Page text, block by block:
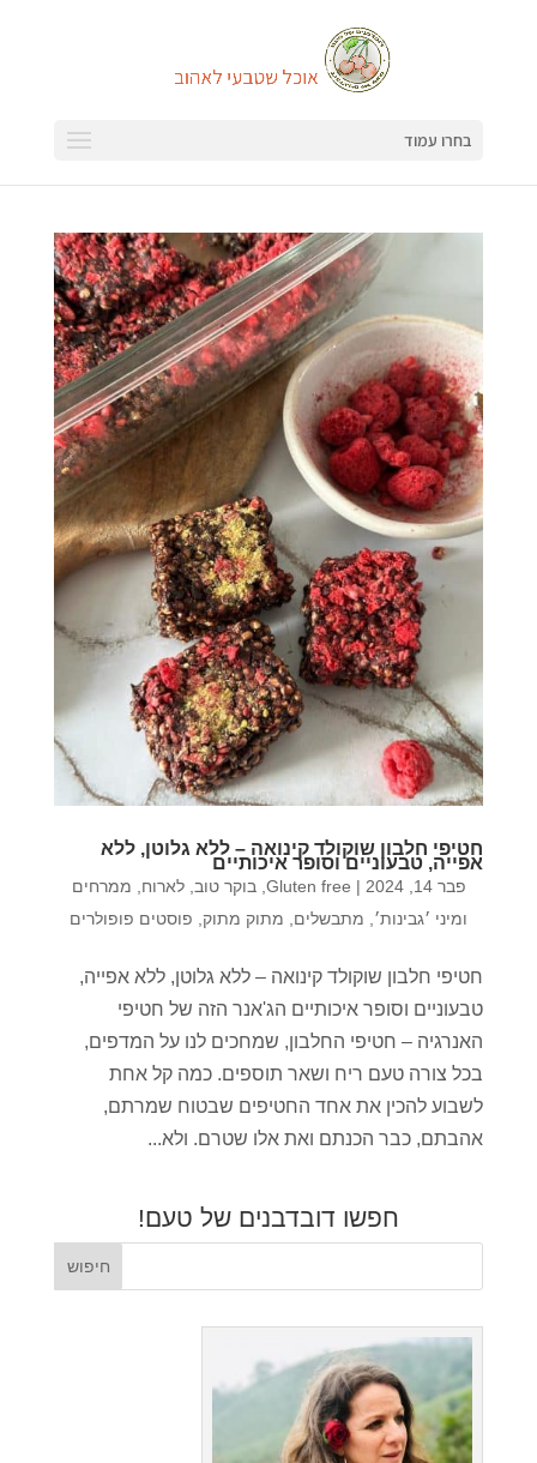
בחרו עמוד
חטיפי חלבון שוקולד קינואה – ללא גלוטן, ללא
אפייה, טבעוניים וסופר איכותיים
פבר 14, 2024 |
Gluten free בוקר טוב ,לארוח
ממרחים
ומיני ׳גבינות׳
מתבשלים מתוק מתוק פוסטים פופולרים
חטיפי חלבון שוקולד קינואה – ללא גלוטן, ללא אפייה,
טבעוניים וסופר איכותיים הג'אנר הזה של חטיפי
האנרגיה – חטיפי החלבון, שמחכים לנו על המדפים,
בכל צורה טעם ריח ושאר תוספים. כמה קל אחת
לשבוע להכין את אחד החטיפים שבטוח שמרתם,
אהבתם, כבר הכנתם ואת אלו שטרם. ולא...
חפשו דובדבנים של טעם!